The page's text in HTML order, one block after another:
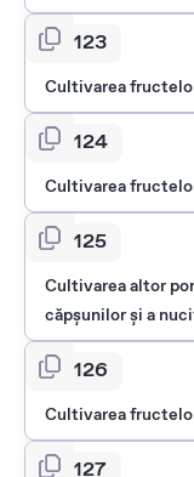
0123
Cultivarea
0124
Cultivarea
0125
Cultivarea altor
căpşunilor şi a
0126
Cultivarea
0127